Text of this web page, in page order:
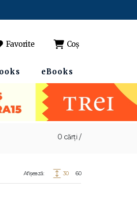
Favorite Coș
eBooks
0 cărți /
Afișează: 30 60